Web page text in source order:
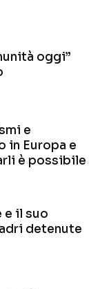
oggi”
e
in Europa e
è possibile
e il suo
detenute